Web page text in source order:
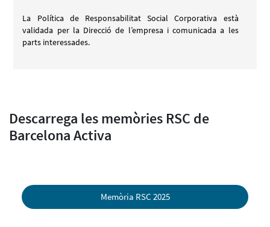
La Política de Responsabilitat Social Corporativa està
validada per la Direcció de l’empresa i comunicada a les
parts interessades.
Descarrega les memòries RSC de
Barcelona Activa
Memòria RSC 2025